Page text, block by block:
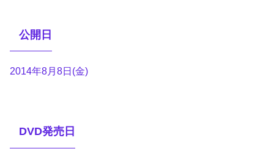
公開日
2014年8月8日(金)
DVD発売日